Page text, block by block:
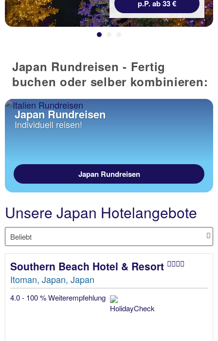
p.P. ab 33 €
Japan Rundreisen - Fertig
buchen oder selber kombinieren:
Japan Rundreisen
Individuell reisen!
Japan Rundreisen
Unsere Japan Hotelangebote
Southern Beach Hotel & Resort
Itoman, Japan, Japan
4.0 - 100 % Weiterempfehlung